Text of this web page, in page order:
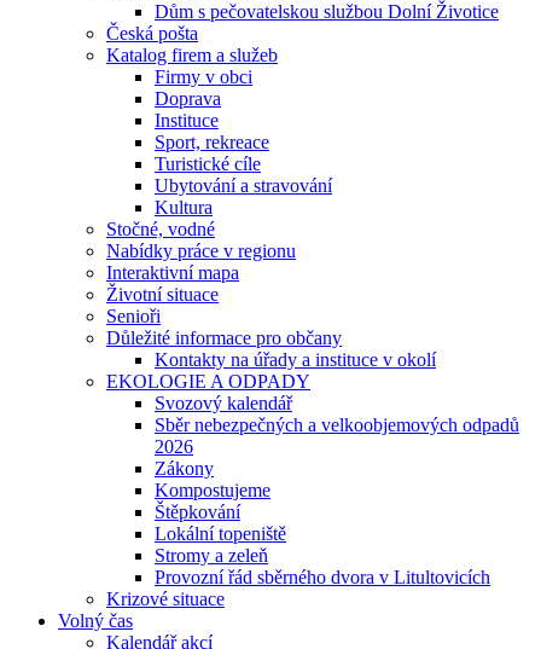
Dům s pečovatelskou službou Dolní Životice
Česká pošta
Katalog firem a služeb
Firmy v obci
Doprava
Instituce
Sport, rekreace
Turistické cíle
Ubytování a stravování
Kultura
Stočné, vodné
Nabídky práce v regionu
Interaktivní mapa
Životní situace
Senioři
Důležité informace pro občany
Kontakty na úřady a instituce v okolí
EKOLOGIE A ODPADY
Svozový kalendář
Sběr nebezpečných a velkoobjemových odpadů
2026
Zákony
Kompostujeme
Štěpkování
Lokální topeniště
Stromy a zeleň
Provozní řád sběrného dvora v Litultovicích
Krizové situace
Volný čas
Kalendář akcí